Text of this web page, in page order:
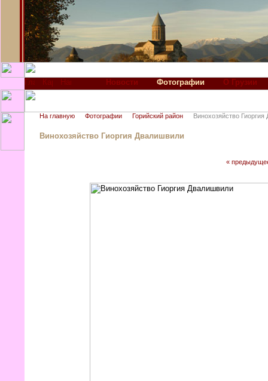
Новости Фотографии О Грузии
На главную Фотографии Горийский район Винохозяйство
Винохозяйство Гиоргия Двалишвили
«